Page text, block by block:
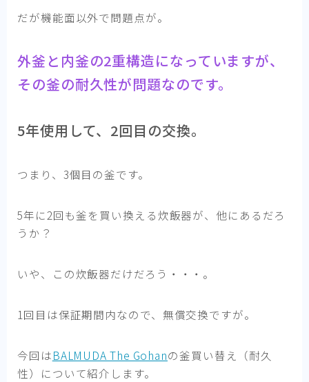
だが機能面以外で問題点が。
外釜と内釜の2重構造になっていますが、
その釜の耐久性が問題なのです。
5年使用して、2回目の交換。
つまり、3個目の釜です。
5年に2回も釜を買い換える炊飯器が、他にあるだろ
うか？
いや、この炊飯器だけだろう・・・。
1回目は保証期間内なので、無償交換ですが。
今回はBALMUDA The Gohanの釜買い替え（耐久
性）について紹介します。